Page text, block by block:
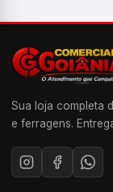
Sua loja completa
e ferragens.